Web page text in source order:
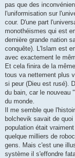
a
g
pas que des
l'uniformisation sur
cour. D'une part
monothéismes qui est
dernière grande nation
conquête). L'Islam est
avec exactement le
Et cela finira de la
tous va nettement plus
si peur (Dieu est rusé).
du bain, car le nouveau
du monde.
Il me semble que
bolchevik savait de
population était
quelque milliers de
gens. Mais c'est une
système il s'effondre